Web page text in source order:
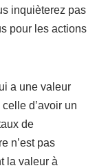
inquièterez pas
pour les actions
a une valeur
d’avoir un
de
n’est pas
la valeur à